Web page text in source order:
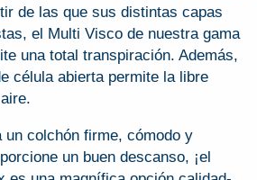
de las que sus distintas capas
el Multi Visco de nuestra gama
una total transpiración. Además,
célula abierta permite la libre
un colchón firme, cómodo y
un buen descanso, ¡el